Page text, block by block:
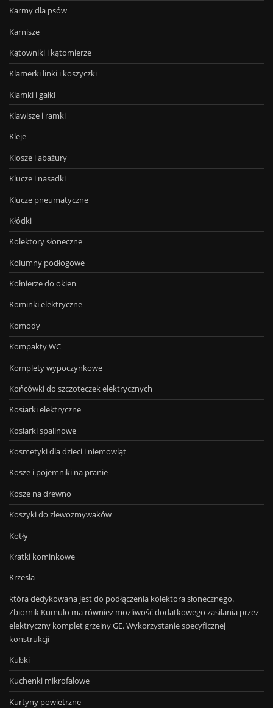
Karmy dla psów
Karnisze
Kątowniki i kątomierze
Klamerki linki i koszyczki
Klamki i gałki
Klawisze i ramki
Kleje
Klosze i abażury
Klucze i nasadki
Klucze pneumatyczne
Kłódki
Kolektory słoneczne
Kolumny podłogowe
Kołnierze do okien
Kominki elektryczne
Komody
Kompakty WC
Komplety wypoczynkowe
Końcówki do szczoteczek elektrycznych
Kosiarki elektryczne
Kosiarki spalinowe
Kosmetyki dla dzieci i niemowląt
Kosze i pojemniki na pranie
Kosze na drewno
Koszyki do zlewozmywaków
Kotły
Kratki kominkowe
Krzesła
która dedykowana jest do podłączenia kolektora słonecznego.
Zbiornik Kumulo ma również możliwość dodatkowego zasilania przez
elektryczny komplet grzejny GE. Wykorzystanie specyficznej
konstrukcji
Kubki
Kuchenki mikrofalowe
Kurtyny powietrzne